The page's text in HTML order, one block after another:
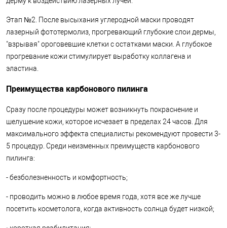
Этап №2. После высыхания углеродной маски проводят
лазерный фототермолиз, прогревающий глубокие слои дермы,
"взрывая" ороговевшие клетки с остатками маски. А глубокое
прогревание кожи стимулирует выработку коллагена и
эластина.
Преимущества карбонового пилинга
Сразу после процедуры может возникнуть покраснение и
шелушение кожи, которое исчезает в пределах 24 часов. Для
максимального эффекта специалисты рекомендуют провести 3-
5 процедур. Среди неизменных преимуществ карбонового
пилинга:
- безболезненность и комфортность;
- проводить можно в любое время года, хотя все же лучше
посетить косметолога, когда активность солнца будет низкой;